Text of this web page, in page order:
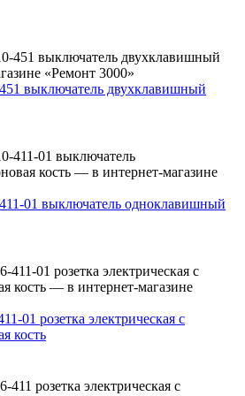
выключатель двухклавишный
01 выключатель одноклавишный
01 розетка электрическая с
кость